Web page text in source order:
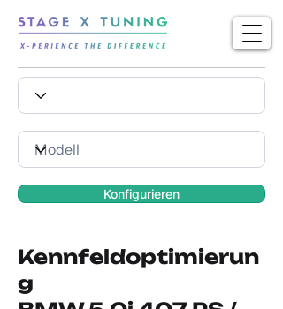
Konfigurieren
Kennfeldoptimierun
g